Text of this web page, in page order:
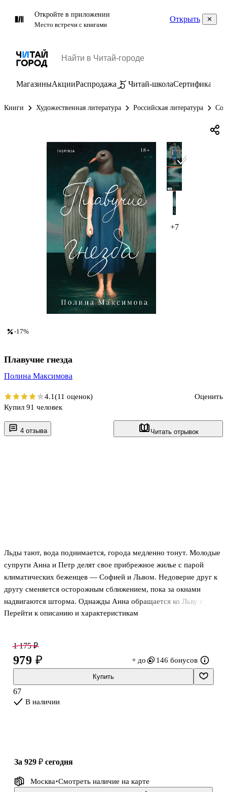
Откройте в приложении
Место встречи с книгами
Открыть
МагазиныАкцииРаспродажа Читай-школаСертификаты
Книги Художественная литература Российская литература
+7
4 отзыва Читать отрывок
Льды тают, вода поднимается, города медленно тонут. Молодые
супруги Анна и Петр делят свое прибрежное жилье с парой
климатических беженцев — Софией и Львом. Недоверие друг к
другу сменяется осторожным сближением, пока за окнами
надвигаются шторма. Однажды Анна обращается ко Льву с
необычной просьбой, и отношения между парами запутываются.
Перейти к описанию и характеристикам
-17%
Плавучие гнезда
Полина Максимова
4.1(11 оценок)
Оценить
Купил 91 человек
1 175 ₽
979 ₽ + до 146 бонусов
Купить
67
В наличии
за 929 ₽ сегодня
Москва Смотреть наличие на карте